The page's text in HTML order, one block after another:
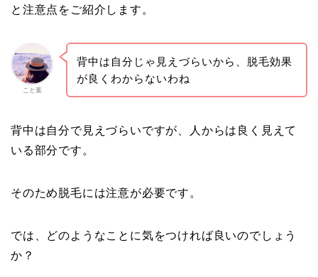
と注意点をご紹介します。
こと葉
背中は自分じゃ見えづらいから、脱毛効果
が良くわからないわね
背中は自分で見えづらいですが、人からは良く見えて
いる部分です。
そのため脱毛には注意が必要です。
では、どのようなことに気をつければ良いのでしょう
か？